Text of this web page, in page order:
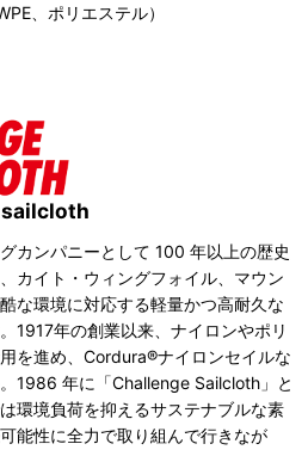
、ポリエステル）
カンパニーとして 100 年以上の歴史
カイト・ウィングフォイル、マウン
な環境に対応する軽量かつ高耐久な
1917年の創業以来、ナイロンやポリ
を進め、Cordura®ナイロンセイルな
1986 年に「Challenge Sailcloth」と
環境負荷を抑えるサステナブルな素
能性に全力で取り組んで行きなが